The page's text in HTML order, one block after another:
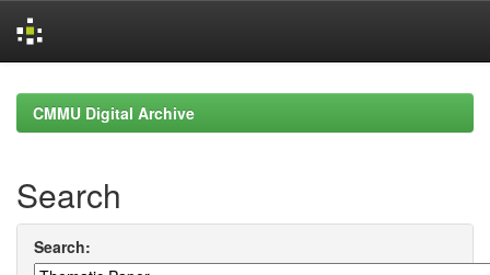
navigationCMMU Digital Archive
Search
Search: